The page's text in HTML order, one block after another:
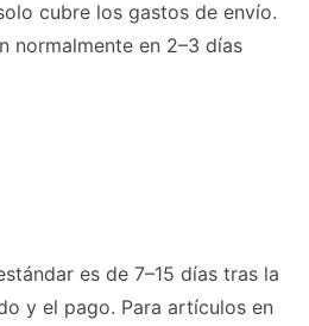
cubre los gastos de envío.
normalmente en 2–3 días
es de 7–15 días tras la
y el pago. Para artículos en